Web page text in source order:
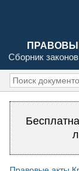
Сборник